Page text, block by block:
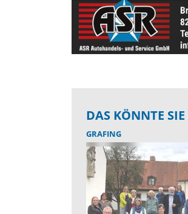
DAS KÖNNTE
GRAFING